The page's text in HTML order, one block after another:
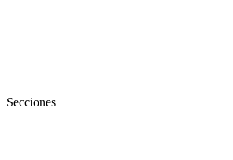
Secciones